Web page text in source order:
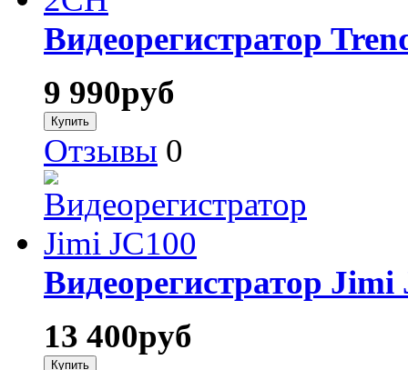
Видеорегистратор
9 990руб
Отзывы 0
Видеорегистратор Jimi
13 400руб